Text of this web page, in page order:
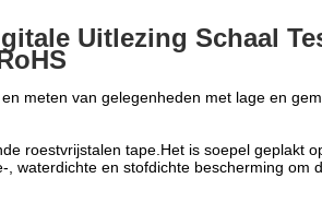
Uitlezing Schaal
meten van gelegenheden met lage en
roestvrijstalen tape.Het is soepel geplakt
waterdichte en stofdichte bescherming om